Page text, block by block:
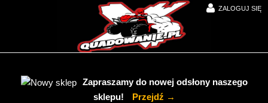
ZALOGUJ SIĘ
Zapraszamy do nowej odsłony naszego
sklepu!
Przejdź →